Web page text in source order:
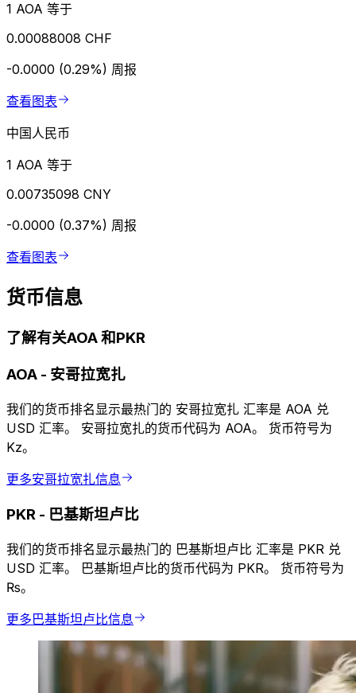
1 AOA 等于
0.00088008 CHF
-0.0000 (0.29%) 周报
查看图表
中国人民币
1 AOA 等于
0.00735098 CNY
-0.0000 (0.37%) 周报
查看图表
货币信息
了解有关AOA 和PKR
AOA - 安哥拉宽扎
我们的货币排名显示最热门的 安哥拉宽扎 汇率是 AOA 兑
USD 汇率。 安哥拉宽扎的货币代码为 AOA。 货币符号为
Kz。
更多安哥拉宽扎信息
PKR - 巴基斯坦卢比
我们的货币排名显示最热门的 巴基斯坦卢比 汇率是 PKR 兑
USD 汇率。 巴基斯坦卢比的货币代码为 PKR。 货币符号为
₨。
更多巴基斯坦卢比信息